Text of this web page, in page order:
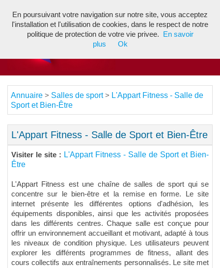
Annuaire > Salles de sport> L'Appart Fitness - Salle de
Sport et Bien-Être
L'Appart Fitness - Salle de Sport et Bien-Être
Visiter le site : L'Appart Fitness - Salle de Sport et Bien-
Être
L'Appart Fitness est une chaîne de salles de sport qui se
concentre sur le bien-être et la remise en forme. Le site
internet présente les différentes options d'adhésion, les
équipements disponibles, ainsi que les activités proposées
dans les différents centres. Chaque salle est conçue pour
offrir un environnement accueillant et motivant, adapté à tous
les niveaux de condition physique. Les utilisateurs peuvent
explorer les différents programmes de fitness, allant des
cours collectifs aux entraînements personnalisés. Le site met
En poursuivant votre navigation sur notre site, vous acceptez
l'installation et l'utilisation de cookies, dans le respect de notre
politique de protection de votre vie privee.
En savoir
plus
Ok